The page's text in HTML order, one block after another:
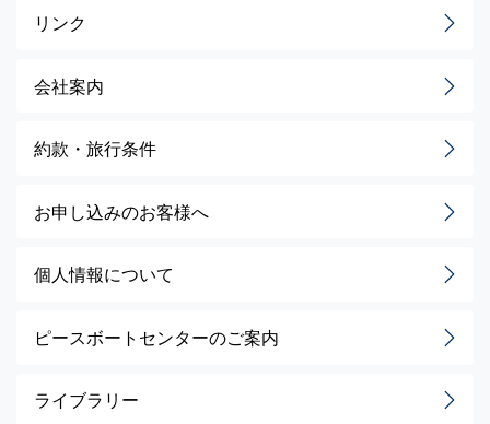
リンク
会社案内
約款・旅行条件
お申し込みのお客様へ
個人情報について
ピースボートセンターのご案内
ライブラリー